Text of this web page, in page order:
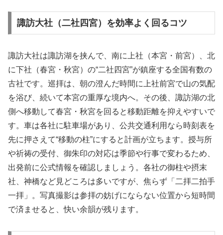
諏訪大社（二社四宮）を効率よく回るコツ
諏訪大社は諏訪湖を挟んで、南に上社（本宮・前宮）、北
に下社（春宮・秋宮）の“二社四宮”が鎮座する全国有数の
古社です。巡拝は、朝の澄んだ時間に上社前宮で山の気配
を浴び、続いて本宮の重厚な境内へ。その後、諏訪湖の北
側へ移動して春宮・秋宮を回ると移動距離を抑えやすいで
す。車は各社に駐車場があり、公共交通利用なら時刻表を
先に押さえて“移動の柱”にすると計画が立ちます。授与所
や祈祷の受付、御朱印の対応は季節や行事で変わるため、
出発前に公式情報を確認しましょう。各社の御柱や摂末
社、神橋など見どころは多いですが、焦らず「二拝二拍手
一拝」。写真撮影は参拝の妨げにならない位置から短時間
で済ませると、快い余韻が残ります。